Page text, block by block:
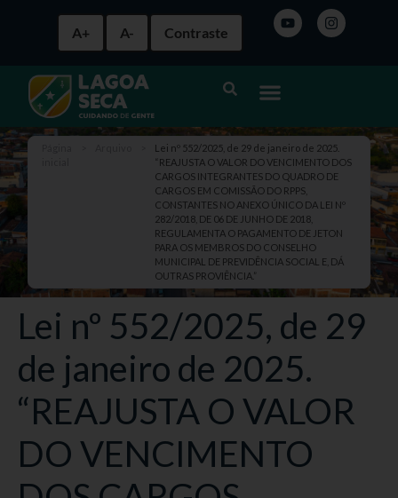
A+ A- Contraste
Lei nº 552/2025, de 29 de janeiro de 2025.
“REAJUSTA O VALOR DO VENCIMENTO DOS
CARGOS INTEGRANTES DO QUADRO DE
CARGOS EM COMISSÃO DO RPPS,
CONSTANTES NO ANEXO ÚNICO DA LEI Nº
282/2018, DE 06 DE JUNHO DE 2018,
REGULAMENTA O PAGAMENTO DE JETON
PARA OS MEMBROS DO CONSELHO
MUNICIPAL DE PREVIDÊNCIA SOCIAL E, DÁ
OUTRAS PROVIÊNCIA.”
Lei nº 552/2025, de 29
de janeiro de 2025.
“REAJUSTA O VALOR
DO VENCIMENTO